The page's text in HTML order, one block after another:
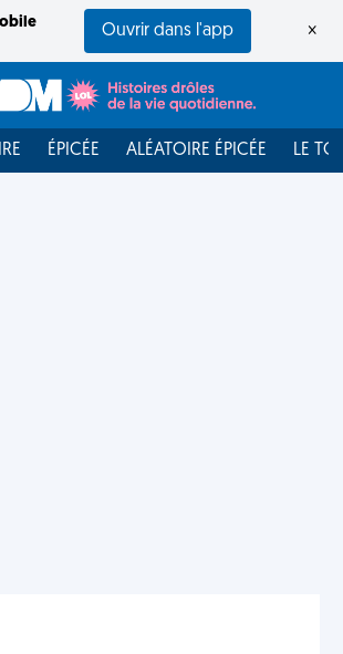
Ouvrir dans l'app ×
ÉPICÉE ALÉATOIRE ÉPICÉE LE